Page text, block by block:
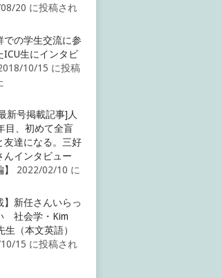
20 に投稿され
での学生交流に参
ICU生にインタビ
10/15 に投稿
新号掲載記事]人
目、初めて全盲
友達になる。三好
んインタビュー
2022/02/10 に
】新任さんいらっ
社会学・Kim
生（本文英語）
15 に投稿され